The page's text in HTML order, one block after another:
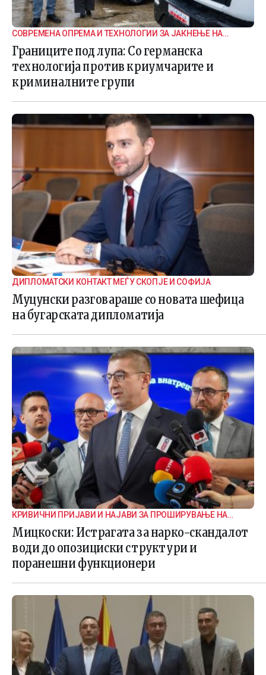
СОВРЕМЕНА ОПРЕМА И ТЕХНОЛОГИИ ЗА ЈАКНЕЊЕ НА
ГРАНИЧНАТА БЕЗБЕДНОСТ
Границите под лупа: Со германска
технологија против криумчарите и
криминалните групи
ДИПЛОМАТСКИ КОНТАКТ МЕЃУ СКОПЈЕ И СОФИЈА
Муцунски разговараше со новата шефица
на бугарската дипломатија
КРИВИЧНИ ПРИЈАВИ И НАЈАВИ ЗА ПРОШИРУВАЊЕ НА
ИСТРАГАТА
Мицкоски: Истрагата за нарко-скандалот
води до опозициски структури и
поранешни функционери